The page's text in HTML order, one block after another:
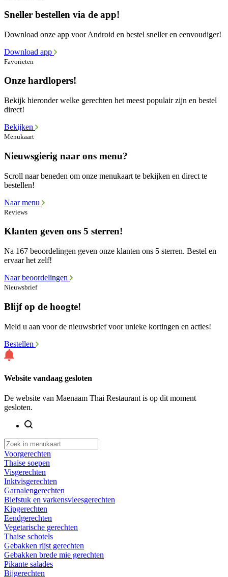
Sneller bestellen via de app!
Download onze app voor Android en bestel sneller en eenvoudiger!
Download app
Favorieten
Onze hardlopers!
Bekijk hieronder welke gerechten het meest populair zijn en bestel
direct!
Bekijken
Menukaart
Nieuwsgierig naar ons menu?
Scroll naar beneden om onze menukaart te bekijken en direct te
bestellen!
Naar menu
Reviews
Klanten geven ons 5 sterren!
Na 167 beoordelingen geven onze klanten ons 5 sterren. Bestel en
ervaar het zelf!
Naar beoordelingen
Nieuwsbrief
Blijf op de hoogte!
Meld u aan voor de nieuwsbrief voor unieke kortingen en acties!
Bestellen
Website vandaag gesloten
De website van Maenaam Thai Restaurant is op dit moment
gesloten.
Voorgerechten
Thaise soepen
Visgerechten
Inktvisgerechten
Garnalengerechten
Biefstuk en varkensvleesgerechten
Kipgerechten
Eendgerechten
Vegetarische gerechten
Thaise schotels
Gebakken rijst gerechten
Gebakken brede mie gerechten
Pikante salades
Bijgerechten